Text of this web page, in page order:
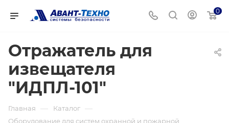
0
Отражатель для
извещателя
"ИДПЛ-101"
Главная — Каталог —
Оборудование для систем охранной и пожарной